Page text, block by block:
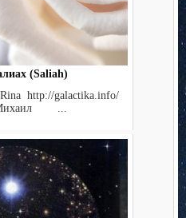
(Saliah)
http://galactika.info/
...